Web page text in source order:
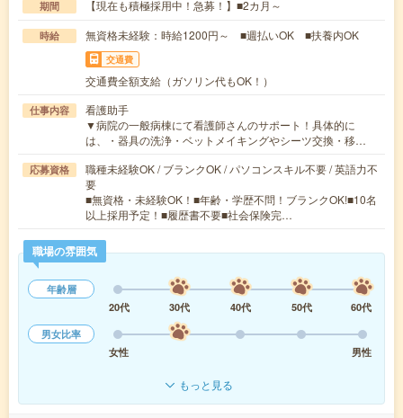
期間 【現在も積極採用中！急募！】■2カ月～
時給 無資格未経験：時給1200円～ ■週払いOK ■扶養内OK
交通費
交通費全額支給（ガソリン代もOK！）
仕事内容
看護助手
▼病院の一般病棟にて看護師さんのサポート！具体的に
は、・器具の洗浄・ベットメイキングやシーツ交換・移…
応募資格
職種未経験OK / ブランクOK / パソコンスキル不要 / 英語力不
要
■無資格・未経験OK！■年齢・学歴不問！ブランクOK!■10名
以上採用予定！■履歴書不要■社会保険完…
職場の雰囲気
年齢層
20代
30代 40代 50代
60代
男女比率
女性
男性
もっと見る